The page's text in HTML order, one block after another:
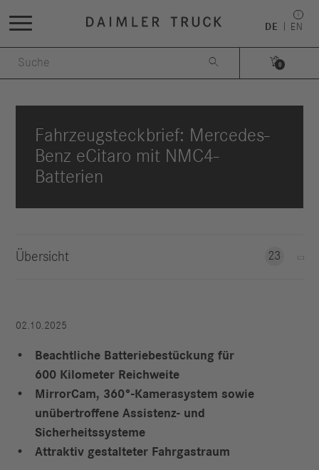
DE EN
 
0
Fahrzeugsteckbrief: Mercedes-
Benz eCitaro mit NMC4-
Batterien
Übersicht 23
02.10.2025
Beachtliche Batteriebestückung für
600 Kilometer Reichweite
MirrorCam, 360°-Kamerasystem sowie
unübertroffene Assistenz- und
Sicherheitssysteme
Attraktiv gestalteter Fahrgastraum